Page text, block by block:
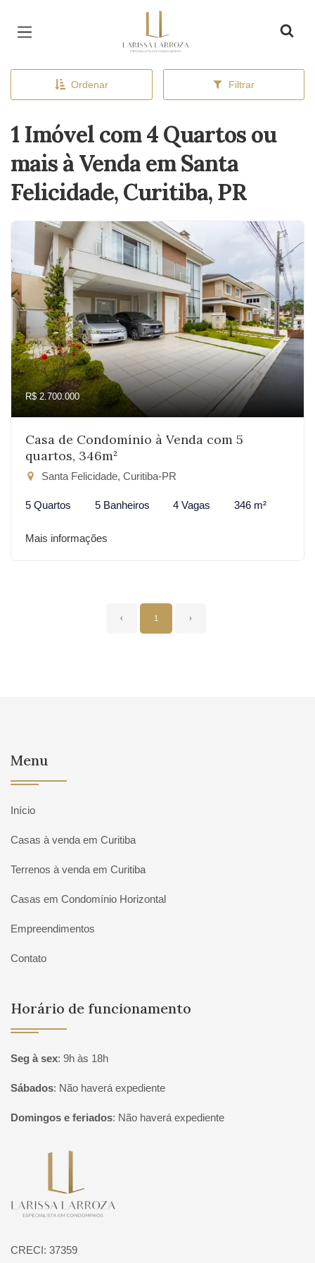
Ordenar Filtrar
1 Imóvel com 4 Quartos ou
mais à Venda em Santa
Felicidade, Curitiba, PR
R$ 2.700.000
Casa de Condomínio à Venda com 5
quartos, 346m²
Santa Felicidade, Curitiba-PR
5 Quartos 5 Banheiros 4 Vagas 346 m²
Mais informações
‹ 1 ›
Menu
Início
Casas à venda em Curitiba
Terrenos à venda em Curitiba
Casas em Condomínio Horizontal
Empreendimentos
Contato
Horário de funcionamento
Seg à sex: 9h às 18h
Sábados: Não haverá expediente
Domingos e feriados: Não haverá expediente
CRECI: 37359